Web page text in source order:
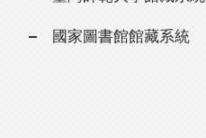
國家圖書館館藏系統